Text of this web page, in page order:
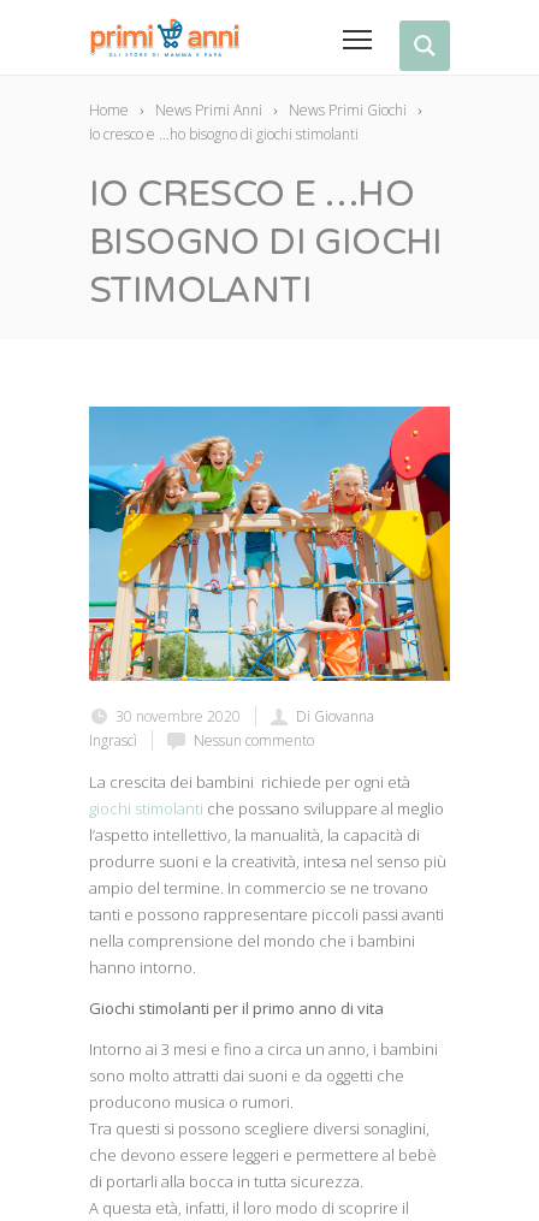
Home News Primi Anni
News Primi Giochi
Io cresco e …ho bisogno di giochi stimolanti
IO CRESCO E …HO
BISOGNO DI GIOCHI
STIMOLANTI
30 novembre 2020
Di Giovanna
Ingrascì
Nessun commento
La crescita dei bambini richiede per ogni età
giochi stimolanti che possano sviluppare al meglio
l’aspetto intellettivo, la manualità, la capacità di
produrre suoni e la creatività, intesa nel senso più
ampio del termine. In commercio se ne trovano
tanti e possono rappresentare piccoli passi avanti
nella comprensione del mondo che i bambini
hanno intorno.
Giochi stimolanti per il primo anno di vita
Intorno ai 3 mesi e fino a circa un anno, i bambini
sono molto attratti dai suoni e da oggetti che
producono musica o rumori.
Tra questi si possono scegliere diversi sonaglini,
che devono essere leggeri e permettere al bebè
di portarli alla bocca in tutta sicurezza.
A questa età, infatti, il loro modo di scoprire il